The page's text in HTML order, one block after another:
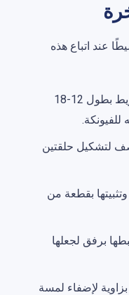
عند اتباع هذه
: ابدأ بقص قطعة من الشريط بطول 12-18
لتشكيل حلقتين
بقطعة من
برفق لجعلها
لإضفاء لمسة